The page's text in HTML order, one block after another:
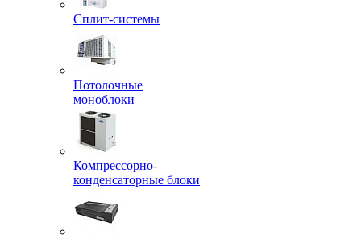
Сплит-системы
Потолочные
моноблоки
Компрессорно-
конденсаторные блоки